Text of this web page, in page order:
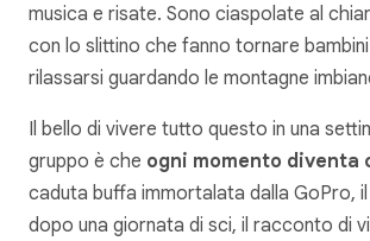
musica e risate. Sono ciaspolate al
con lo slittino che fanno tornare
rilassarsi guardando le montagne
Il bello di vivere tutto questo in una
gruppo è che ogni momento diventa
caduta buffa immortalata dalla GoPro, il
dopo una giornata di sci, il racconto di